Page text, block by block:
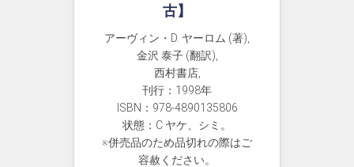
古】
アーヴィン・D. ヤーロム (著),
金沢 泰子 (翻訳),
西村書店,
刊行：1998年
ISBN：978-4890135806
状態：C ヤケ、シミ。
※併売品のため品切れの際はご
容赦ください。